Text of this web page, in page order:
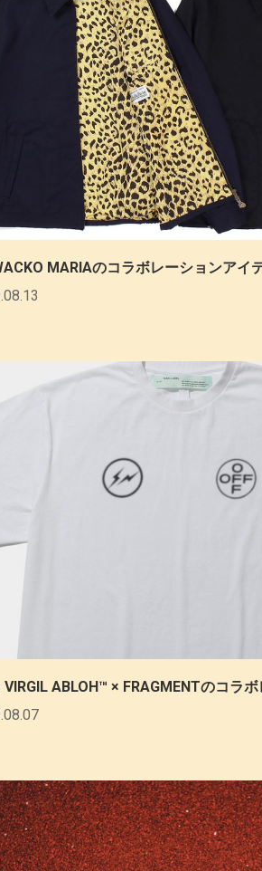
MARIAのコラボレーションアイ
ABLOH™ × FRAGMENTのコラ